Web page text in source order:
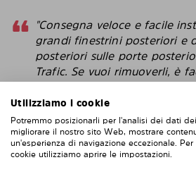
"Consegna veloce e facile
grandi finestrini posteriori e
posteriori sulle porte
Trafic. Se vuoi rimuoverli, è
rimontarli, altrettanto facile.
con l'installazione. Penso che
più intelligenti delle pellicole
attacchi direttamente alla
Robert
Utilizziamo i cookie
Potremmo posizionarli per l'analisi dei dati
migliorare il nostro sito Web, mostrare
un'esperienza di navigazione eccezionale.
cookie utilizziamo aprire le impostazioni.